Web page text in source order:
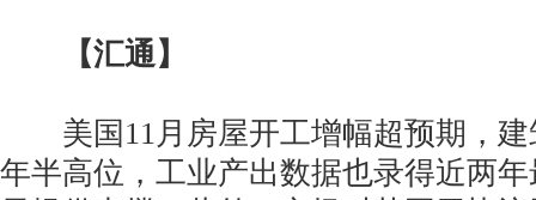
【汇通】
美国11月房屋开工增幅超预期，建
年半高位，工业产出数据也录得近两